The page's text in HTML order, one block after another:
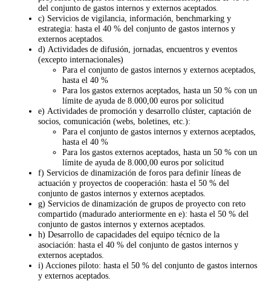
del conjunto de gastos internos y externos aceptados.
c) Servicios de vigilancia, información, benchmarking y
estrategia: hasta el 40 % del conjunto de gastos internos y
externos aceptados.
d) Actividades de difusión, jornadas, encuentros y eventos
(excepto internacionales)
Para el conjunto de gastos internos y externos aceptados,
hasta el 40 %
Para los gastos externos aceptados, hasta un 50 % con un
límite de ayuda de 8.000,00 euros por solicitud
e) Actividades de promoción y desarrollo clúster, captación de
socios, comunicación (webs, boletines, etc.):
Para el conjunto de gastos internos y externos aceptados,
hasta el 40 %
Para los gastos externos aceptados, hasta un 50 % con un
límite de ayuda de 8.000,00 euros por solicitud
f) Servicios de dinamización de foros para definir líneas de
actuación y proyectos de cooperación: hasta el 50 % del
conjunto de gastos internos y externos aceptados.
g) Servicios de dinamización de grupos de proyecto con reto
compartido (madurado anteriormente en e): hasta el 50 % del
conjunto de gastos internos y externos aceptados.
h) Desarrollo de capacidades del equipo técnico de la
asociación: hasta el 40 % del conjunto de gastos internos y
externos aceptados.
i) Acciones piloto: hasta el 50 % del conjunto de gastos internos
y externos aceptados.